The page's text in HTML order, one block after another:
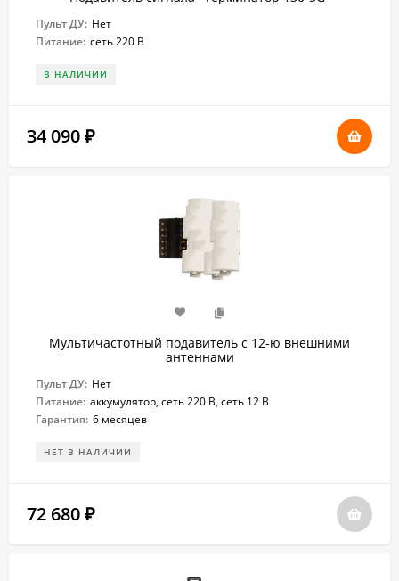
Пульт ДУ: Нет
Питание: сеть 220 В
В НАЛИЧИИ
34 090 ₽
Мультичастотный подавитель с 12-ю внешними
антеннами
Пульт ДУ: Нет
Питание: аккумулятор, сеть 220 В, сеть 12 В
Гарантия: 6 месяцев
НЕТ В НАЛИЧИИ
72 680 ₽